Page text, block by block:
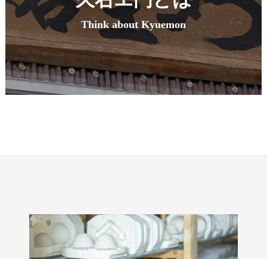
Think about Kyuemon